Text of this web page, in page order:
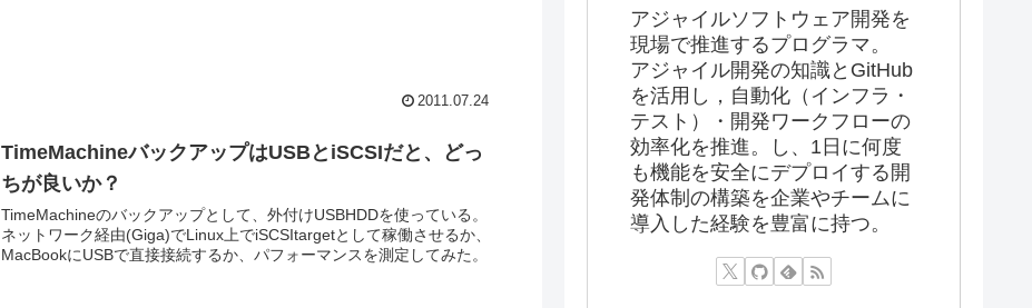
2011.07.24
TimeMachineバックアップはUSBとiSCSIだと、どっ
ちが良いか？
TimeMachineのバックアップとして、外付けUSBHDDを使っている。
ネットワーク経由(Giga)でLinux上でiSCSItargetとして稼働させるか、
MacBookにUSBで直接接続するか、パフォーマンスを測定してみた。
アジャイルソフトウェア開発を
現場で推進するプログラマ。
アジャイル開発の知識とGitHub
を活用し，自動化（インフラ・
テスト）・開発ワークフローの
効率化を推進。し、1日に何度
も機能を安全にデプロイする開
発体制の構築を企業やチームに
導入した経験を豊富に持つ。